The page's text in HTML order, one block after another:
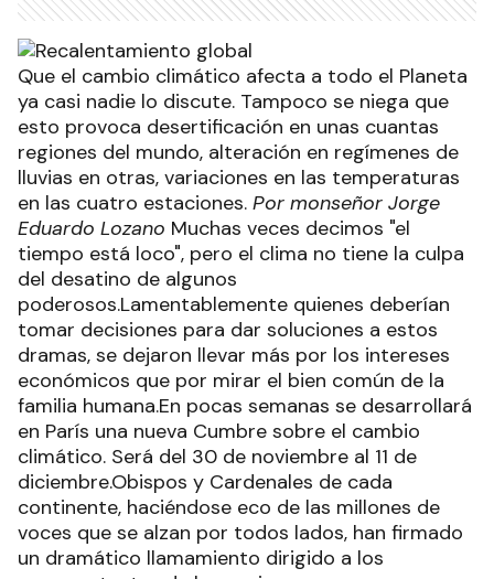
Que el cambio climático afecta a todo el Planeta
ya casi nadie lo discute. Tampoco se niega que
esto provoca desertificación en unas cuantas
regiones del mundo, alteración en regímenes de
lluvias en otras, variaciones en las temperaturas
en las cuatro estaciones. Por monseñor Jorge
Eduardo Lozano Muchas veces decimos "el
tiempo está loco", pero el clima no tiene la culpa
del desatino de algunos
poderosos.Lamentablemente quienes deberían
tomar decisiones para dar soluciones a estos
dramas, se dejaron llevar más por los intereses
económicos que por mirar el bien común de la
familia humana.En pocas semanas se desarrollará
en París una nueva Cumbre sobre el cambio
climático. Será del 30 de noviembre al 11 de
diciembre.Obispos y Cardenales de cada
continente, haciéndose eco de las millones de
voces que se alzan por todos lados, han firmado
un dramático llamamiento dirigido a los